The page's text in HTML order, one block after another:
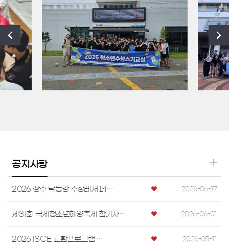
공지사항
2026 상주 낙동강 수상레저 페… 2026-06-17
제31회 국제청소년해양축제 참가자… 2026-06-01
2026 ISCE 교환프로그램 … 2026-05-11